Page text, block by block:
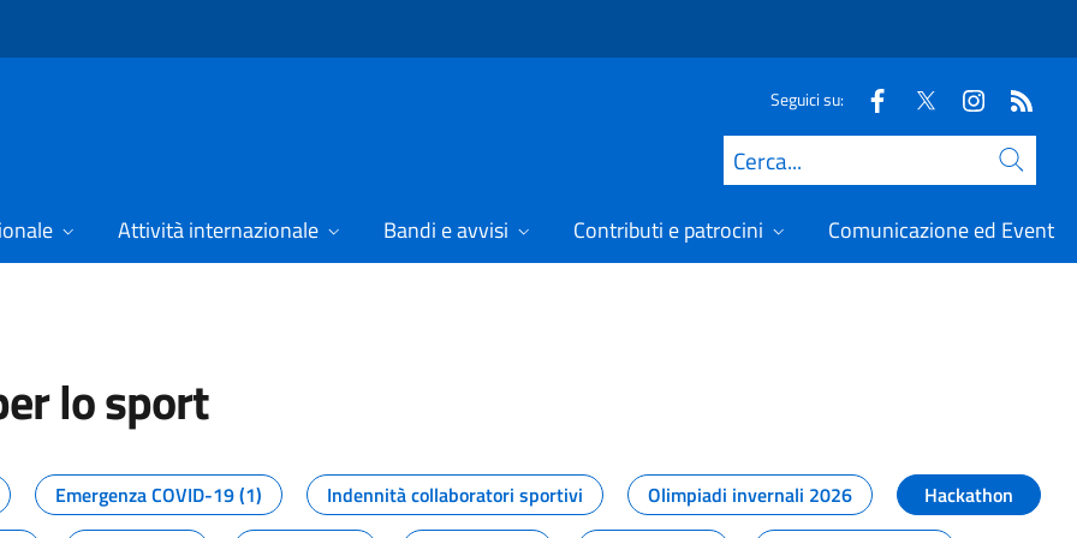
Seguici su:
Cerca
Attività internazionale Bandi e avvisi Contributi e patrocini Comunicazione ed Eventi
lo sport
dal Dipartimento per lo sport
Emergenza COVID-19 (1) Indennità collaboratori sportivi Olimpiadi invernali 2026
Hackathon